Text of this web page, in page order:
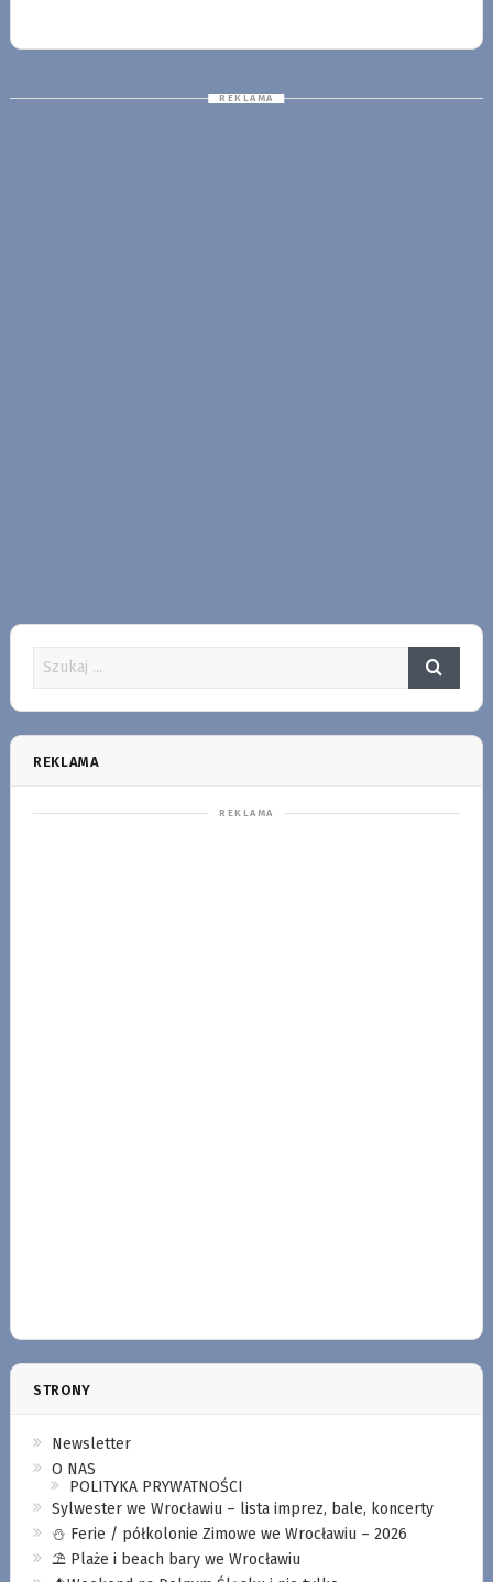
REKLAMA
STRONY
Newsletter
O NAS
POLITYKA PRYWATNOŚCI
Sylwester we Wrocławiu – lista imprez, bale, koncerty
⛄️ Ferie / półkolonie Zimowe we Wrocławiu – 2026
⛱️ Plaże i beach bary we Wrocławiu